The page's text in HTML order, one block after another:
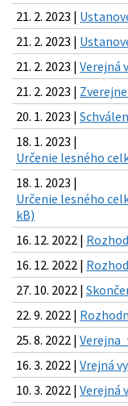
21. 2. 2023 |
21. 2. 2023 |
21. 2. 2023 | Verejná
21. 2. 2023 |
20. 1. 2023 |
18. 1. 2023 |
Určenie lesného
18. 1. 2023 |
Určenie lesného
kB)
16. 12. 2022 |
16. 12. 2022 |
27. 10. 2022 |
22. 9. 2022 |
25. 8. 2022 |
16. 3. 2022 | Vrejná
10. 3. 2022 | Verejná